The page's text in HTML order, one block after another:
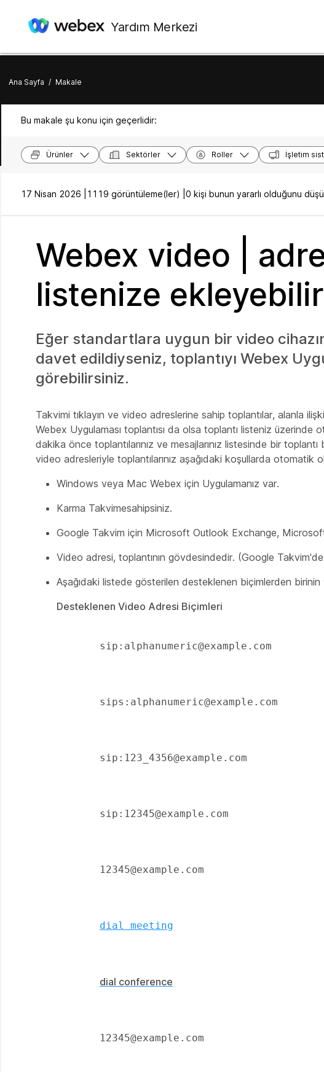
Yardım Merkezi
Ana Sayfa / Makale
Bu makale şu konu için geçerlidir:
Ürünler Sektörler Roller İşletim
17 Nisan 2026 | 1119 görüntüleme(ler) | 0 kişi bunun yararlı olduğunu
Webex video |
listenize
Eğer standartlara uygun bir video
davet edildiyseniz, toplantıyı Webex
görebilirsiniz.
Takvimi tıklayın ve video adreslerine sahip toplantılar, alanla
Webex Uygulaması toplantısı da olsa toplantı listeniz üzerinde
dakika önce toplantılarınız ve mesajlarınız listesinde bir toplantı
video adresleriyle toplantılarınız aşağıdaki koşullarda otomatik
Windows veya Mac Webex için Uygulamanız var.
Karma Takvimesahipsiniz.
Google Takvim için Microsoft Outlook Exchange,
Video adresi, toplantının gövdesindedir. (Google
Aşağıdaki listede gösterilen desteklenen biçimlerden
Desteklenen Video Adresi Biçimleri
dial meeting
dial conference